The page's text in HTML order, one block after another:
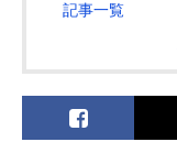
記事一覧